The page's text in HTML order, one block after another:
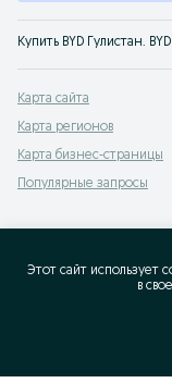
Купить BYD Гулистан.
Карта сайта
Карта регионов
Карта бизнес-страницы
Популярные запросы
Этот сайт использует
в